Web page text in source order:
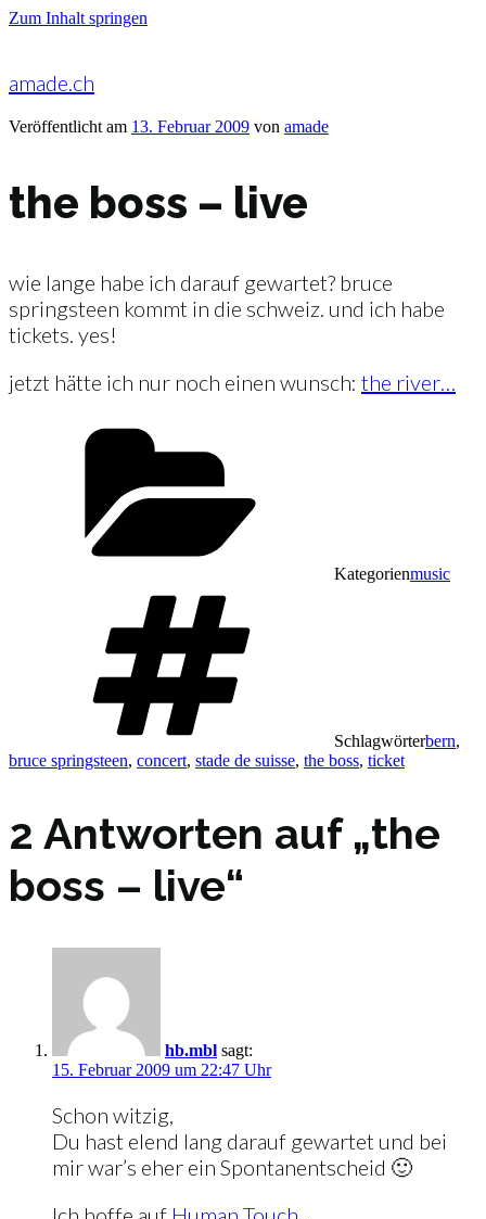
Zum Inhalt springen
amade.ch
Veröffentlicht am 13. Februar 2009 von amade
the boss – live
wie lange habe ich darauf gewartet? bruce
springsteen kommt in die schweiz. und ich habe
tickets. yes!
jetzt hätte ich nur noch einen wunsch: the river…
Kategorienmusic
Schlagwörterbern,
bruce springsteen, concert, stade de suisse, the boss, ticket
2 Antworten auf „the
boss – live“
hb.mbl sagt:
15. Februar 2009 um 22:47 Uhr
Schon witzig,
Du hast elend lang darauf gewartet und bei
mir war’s eher ein Spontanentscheid 🙂